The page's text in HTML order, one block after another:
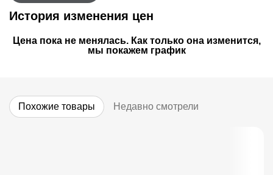
История изменения цен
Цена пока не менялась. Как только она изменится,
мы покажем график
Похожие товары Недавно смотрели